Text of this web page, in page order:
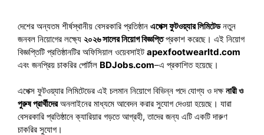
দেশের অন্যতম শীর্ষস্থানীয় বেসরকারি প্রতিষ্ঠান এপেক্স ফুটওয়্যার লিমিটেডনতুন
জনবল নিয়োগের লক্ষ্যে ২০২৬ সালের নিয়োগ বিজ্ঞপ্তিপ্রকাশ করেছে। এই নিয়োগ
বিজ্ঞপ্তিটি প্রতিষ্ঠানটির অফিসিয়াল ওয়েবসাইট apexfootwearltd.com
এবং জনপ্রিয় চাকরির পোর্টাল BDJobs.com–এ প্রকাশিত হয়েছে।
এপেক্স ফুটওয়্যার লিমিটেডের এই চলমান নিয়োগে বিভিন্ন পদে যোগ্য ও দক্ষনারী ও
পুরুষ প্রার্থীদেরঅনলাইনের মাধ্যমে আবেদন করার সুযোগ দেওয়া হয়েছে। যারা
বেসরকারি প্রতিষ্ঠানে ক্যারিয়ার গড়তে আগ্রহী, তাদের জন্য এটি একটি দারুণ
চাকরির সুযোগ।